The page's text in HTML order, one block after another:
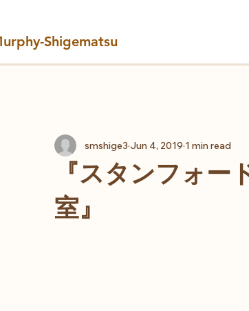
Shigematsu
『スタンフォ
室』
smshige3 Jun 4, 2019 1 min read